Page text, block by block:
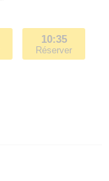
10:35
Réserver